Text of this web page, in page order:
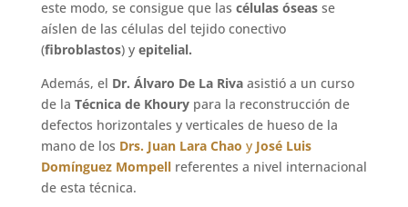
este modo, se consigue que las células óseasse
aíslen de las células del tejido conectivo
(fibroblastos) y epitelial.
Además, el Dr. Álvaro De La Rivaasistió a un curso
de la Técnica de Khourypara la reconstrucción de
defectos horizontales y verticales de hueso de la
mano de los Drs. Juan Lara Chao y José Luis
Domínguez Mompellreferentes a nivel internacional
de esta técnica.